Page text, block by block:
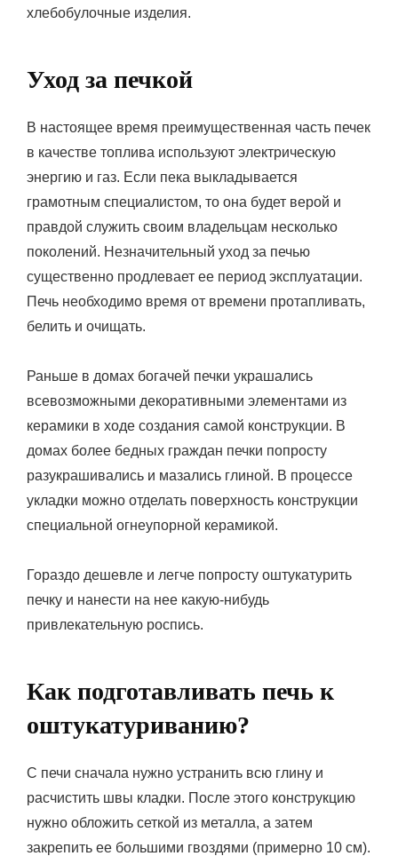
хлебобулочные изделия.
Уход за печкой
В настоящее время преимущественная часть печек
в качестве топлива используют электрическую
энергию и газ. Если пека выкладывается
грамотным специалистом, то она будет верой и
правдой служить своим владельцам несколько
поколений. Незначительный уход за печью
существенно продлевает ее период эксплуатации.
Печь необходимо время от времени протапливать,
белить и очищать.
Раньше в домах богачей печки украшались
всевозможными декоративными элементами из
керамики в ходе создания самой конструкции. В
домах более бедных граждан печки попросту
разукрашивались и мазались глиной. В процессе
укладки можно отделать поверхность конструкции
специальной огнеупорной керамикой.
Гораздо дешевле и легче попросту оштукатурить
печку и нанести на нее какую-нибудь
привлекательную роспись.
Как подготавливать печь к
оштукатуриванию?
С печи сначала нужно устранить всю глину и
расчистить швы кладки. После этого конструкцию
нужно обложить сеткой из металла, а затем
закрепить ее большими гвоздями (примерно 10 см).